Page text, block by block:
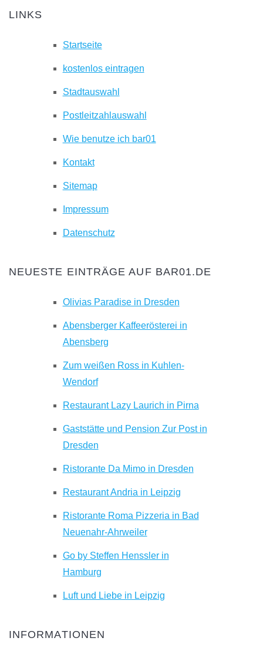
LINKS
Startseite
kostenlos eintragen
Stadtauswahl
Postleitzahlauswahl
Wie benutze ich bar01
Kontakt
Sitemap
Impressum
Datenschutz
NEUESTE EINTRÄGE AUF BAR01.DE
Olivias Paradise in Dresden
Abensberger Kaffeerösterei in
Abensberg
Zum weißen Ross in Kuhlen-
Wendorf
Restaurant Lazy Laurich in Pirna
Gaststätte und Pension Zur Post in
Dresden
Ristorante Da Mimo in Dresden
Restaurant Andria in Leipzig
Ristorante Roma Pizzeria in Bad
Neuenahr-Ahrweiler
Go by Steffen Henssler in
Hamburg
Luft und Liebe in Leipzig
INFORMATIONEN